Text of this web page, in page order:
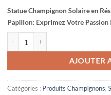
Statue Champignon Solaire en
Papillon: Exprimez Votre Passion
AJOUTER
Catégories : Produits Champignons,